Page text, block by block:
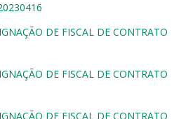
DE FISCAL DE CONTRATO
DE FISCAL DE CONTRATO
DE FISCAL DE CONTRATO